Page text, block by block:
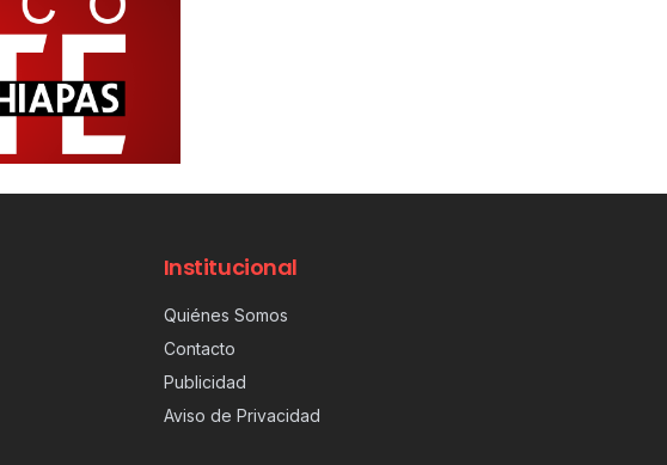
Institucional
Quiénes Somos
Contacto
Publicidad
Aviso de Privacidad